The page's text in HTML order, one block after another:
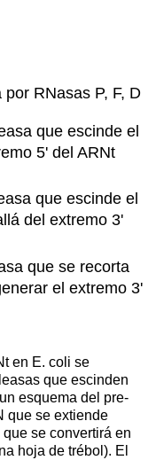
RNasas P, F, D
que escinde el
5' del ARNt
que escinde el
del extremo 3'
que se recorta
el extremo 3'
en E. coli se
que escinden
esquema del pre-
que se extiende
se convertirá en
hoja de trébol). El